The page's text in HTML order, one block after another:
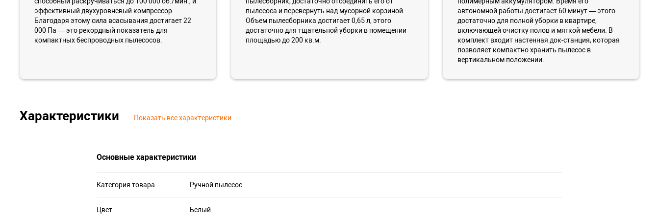
эффективный двухуровневый компрессор.
Благодаря этому сила всасывания достигает 22
000 Па — это рекордный показатель для
компактных беспроводных пылесосов.
пылесоса и перевернуть над мусорной корзиной.
Объем пылесборника достигает 0,65 л, этого
достаточно для тщательной уборки в помещении
площадью до 200 кв.м.
автономной работы достигает 60 минут — этого
достаточно для полной уборки в квартире,
включающей очистку полов и мягкой мебели. В
комплект входит настенная док-станция, которая
позволяет компактно хранить пылесос в
вертикальном положении.
Характеристики Показать все характеристики
Основные характеристики
Категория товара Ручной пылесос
Цвет Белый